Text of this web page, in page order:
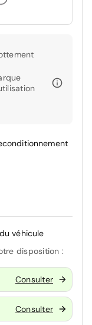
véhicule
disposition :
Consulter
Consulter